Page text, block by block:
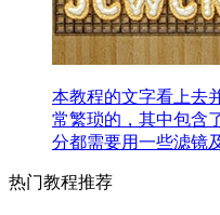
本教程的文字看上去
常繁琐的，其中包含
分都需要用一些滤镜
热门教程推荐